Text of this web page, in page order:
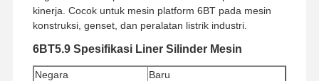
kinerja. Cocok untuk mesin platform 6BT pada mesin
konstruksi, genset, dan peralatan listrik industri.
6BT5.9 Spesifikasi Liner Silinder Mesin
Negara
Baru